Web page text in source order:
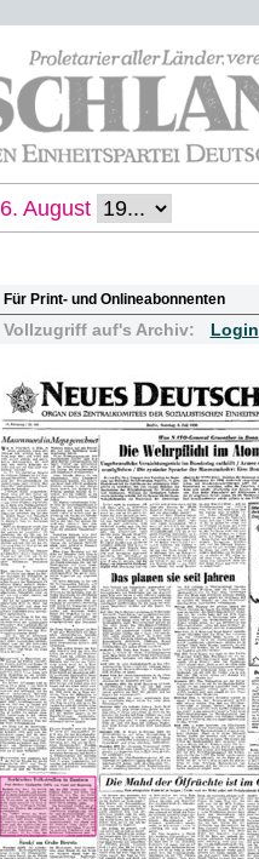
6. August
Für Print- und Onlineabonnenten
Vollzugriff auf's Archiv: Login